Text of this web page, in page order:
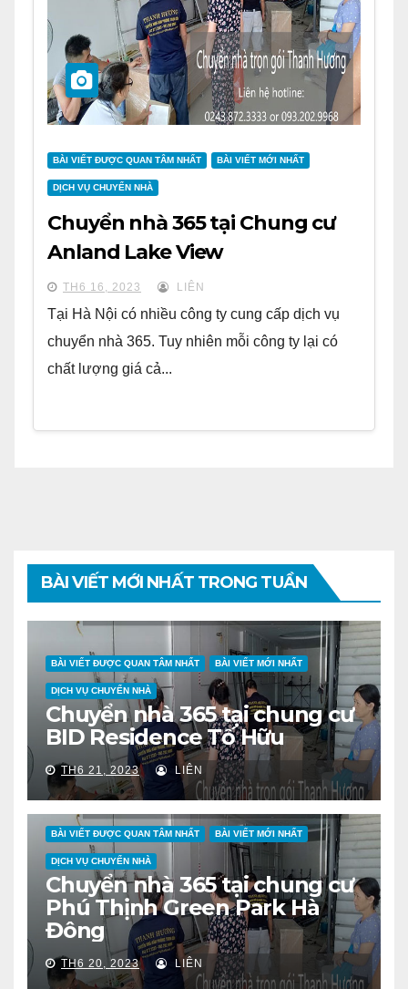
BÀI VIẾT ĐƯỢC QUAN TÂM NHẤT BÀI VIẾT MỚI NHẤT
DỊCH VỤ CHUYỂN NHÀ
Chuyển nhà 365 tại Chung cư
Anland Lake View
TH6 16, 2023 LIÊN
Tại Hà Nội có nhiều công ty cung cấp dịch vụ
chuyển nhà 365. Tuy nhiên mỗi công ty lại có
chất lượng giá cả...
BÀI VIẾT MỚI NHẤT TRONG TUẦN
BÀI VIẾT ĐƯỢC QUAN TÂM NHẤT BÀI VIẾT MỚI NHẤT
DỊCH VỤ CHUYỂN NHÀ
Chuyển nhà 365 tại chung cư
BID Residence Tố Hữu
TH6 21, 2023 LIÊN
BÀI VIẾT ĐƯỢC QUAN TÂM NHẤT BÀI VIẾT MỚI NHẤT
DỊCH VỤ CHUYỂN NHÀ
Chuyển nhà 365 tại chung cư
Phú Thịnh Green Park Hà
Đông
TH6 20, 2023 LIÊN